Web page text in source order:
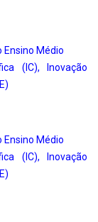
Ensino Médio
(IC), Inovação
Ensino Médio
(IC), Inovação